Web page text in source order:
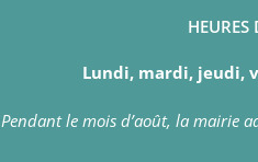
HEURES
Lundi, mardi, jeudi,
Pendant le mois d’août, la mairie